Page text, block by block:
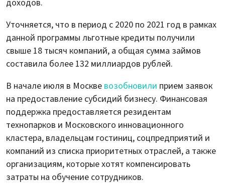
доходов.
Уточняется, что в период с 2020 по 2021 год в рамках
данной программы льготные кредиты получили
свыше 18 тысяч компаний, а общая сумма займов
составила более 132 миллиардов рублей.
В начале июля в Москве возобновили прием заявок
на предоставление субсидий бизнесу. Финансовая
поддержка предоставляется резидентам
технопарков и Московского инновационного
кластера, владельцам гостиниц, соцпредприятий и
компаний из списка приоритетных отраслей, а также
организациям, которые хотят компенсировать
затраты на обучение сотрудников.